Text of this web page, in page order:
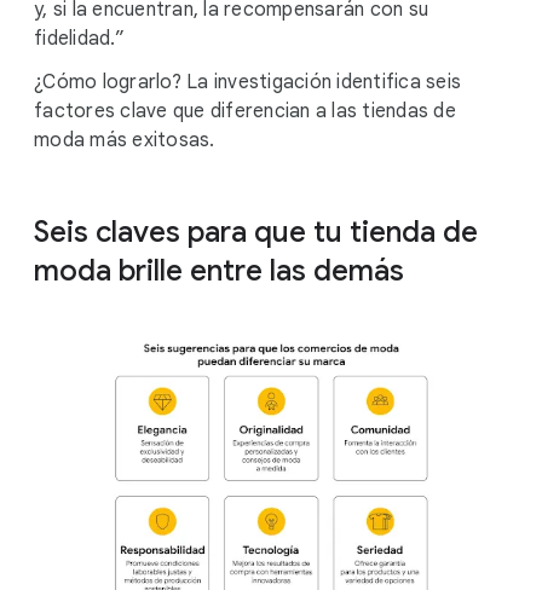
y, si la encuentran, la recompensarán con su
fidelidad.”
¿Cómo lograrlo? La investigación identifica seis
factores clave que diferencian a las tiendas de
moda más exitosas.
Seis claves para que tu tienda de
moda brille entre las demás